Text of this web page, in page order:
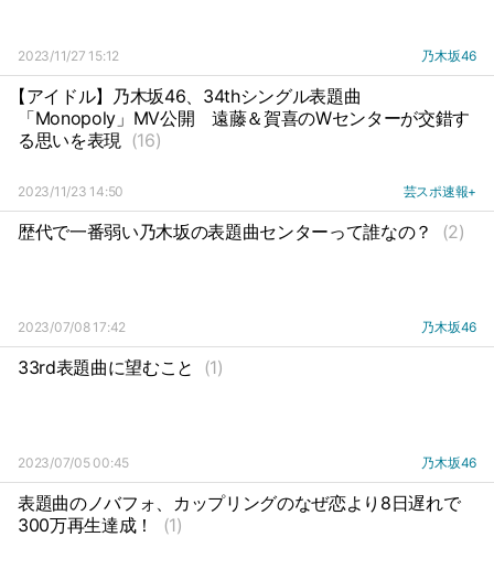
2023/11/27 15:12 乃木坂46
【アイドル】乃木坂46、34thシングル表題曲
「Monopoly」MV公開
遠藤＆賀喜のWセンターが交錯す
る思いを表現 (16)
2023/11/23 14:50 芸スポ速報+
歴代で一番弱い乃木坂の表題曲センターって誰なの？ (2)
2023/07/08 17:42 乃木坂46
33rd表題曲に望むこと (1)
2023/07/05 00:45 乃木坂46
表題曲のノバフォ、カップリングのなぜ恋より8日遅れで
300万再生達成！
(1)